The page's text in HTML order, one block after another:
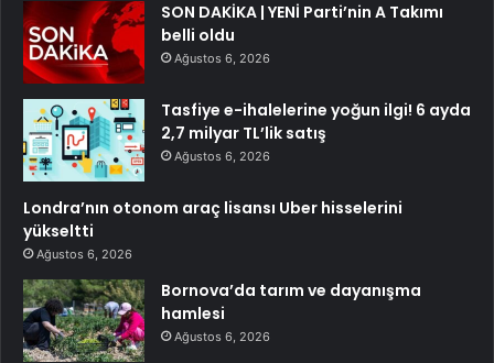
SON DAKİKA | YENİ Parti’nin A Takımı
belli oldu
Ağustos 6, 2026
Tasfiye e-ihalelerine yoğun ilgi! 6 ayda
2,7 milyar TL’lik satış
Ağustos 6, 2026
Londra’nın otonom araç lisansı Uber hisselerini
yükseltti
Ağustos 6, 2026
Bornova’da tarım ve dayanışma
hamlesi
Ağustos 6, 2026